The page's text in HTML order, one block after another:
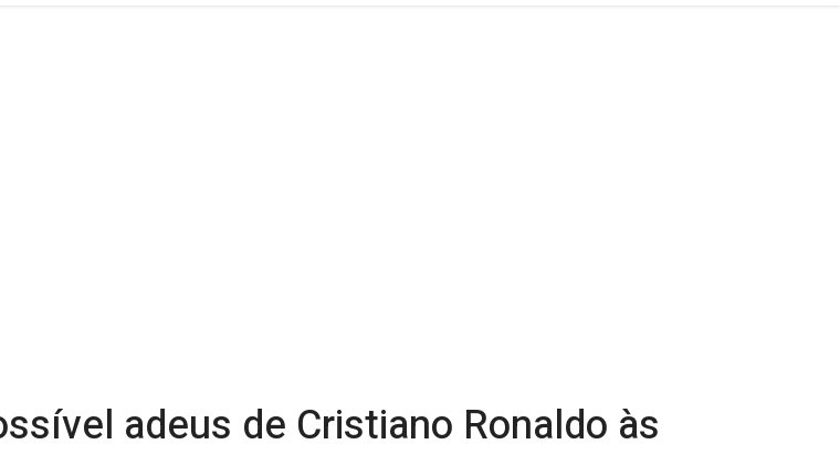
adeus de Cristiano Ronaldo às